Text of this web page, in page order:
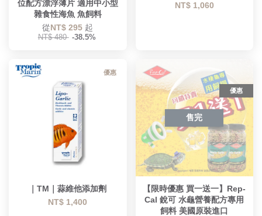
位配方漂浮薄片 適用中小型
雜食性海魚 魚飼料
從NT$ 295 起
NT$ 480 -38.5%
NT$ 1,060
優惠
｜TM｜蒜維他添加劑
NT$ 1,400
售完
優惠
【限時優惠 買一送一】Rep-
Cal 銳可 水龜營養配方專用
飼料 美國原裝進口